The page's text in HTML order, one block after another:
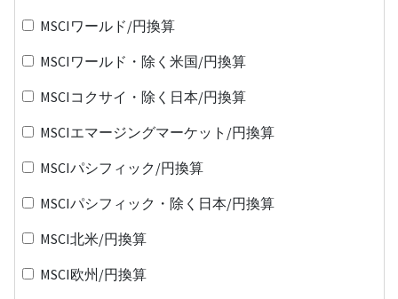
MSCIワールド/円換算
MSCIワールド・除く米国/円換算
MSCIコクサイ・除く日本/円換算
MSCIエマージングマーケット/円換算
MSCIパシフィック/円換算
MSCIパシフィック・除く日本/円換算
MSCI北米/円換算
MSCI欧州/円換算